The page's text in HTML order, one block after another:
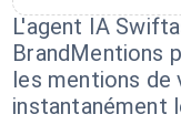
L'agent IA
BrandMentions
les mentions
instantanément